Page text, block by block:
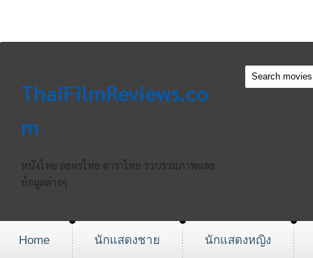
ThaiFilmReviews.co
m
หนังไทย ละครไทย ดาราไทย รวบรวมภาพและ
ข้อมูลต่างๆ
Home นักแสดงชาย นักแสดงหญิง